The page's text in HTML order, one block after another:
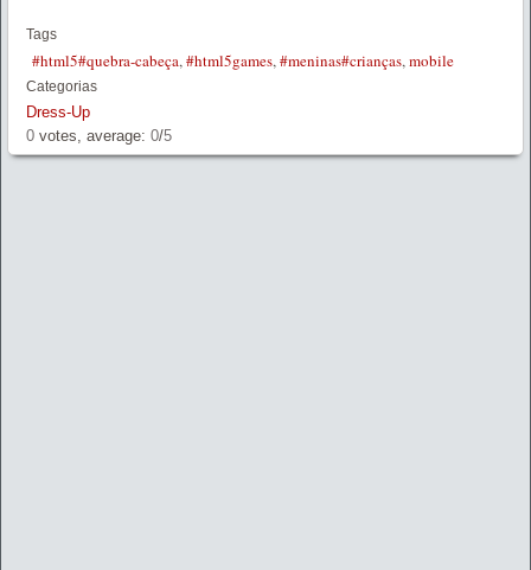
Tags
#html5#quebra-cabeça,#html5games,#meninas#crianças,mobile
Categorias
Dress-Up
0 votes, average: 0/5